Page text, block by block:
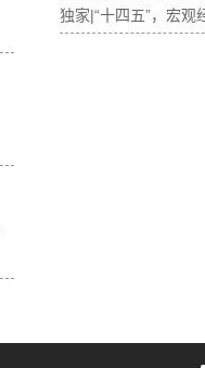
独家|“十四五”，宏